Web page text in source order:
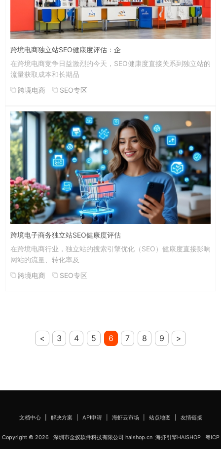
跨境电商独立站SEO健康度评估：企
在跨境电商竞争日益激烈的今天，SEO健康度直接关系到独立站的
流量获取成本和长期品
跨境电商
SEO专区
跨境电子商务独立站SEO健康度评估
在跨境电商行业，独立站的搜索引擎优化（SEO）健康度直接影响
网站的流量、转化率及
跨境电商
SEO专区
< 3 4 5 6 7 8 9 >
文档中心| 解决方案 API申请| 海虾云市场| 站点地图 友情链接
Copyright © 2026 深圳市金蚁软件科技有限公司 haishop.cn 海虾引擎HAISHOP 粤ICP